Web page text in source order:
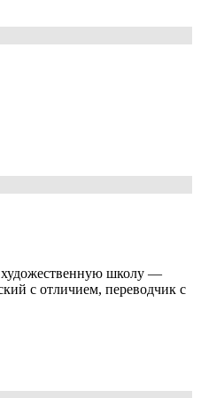
художественную школу —
с отличием, переводчик с